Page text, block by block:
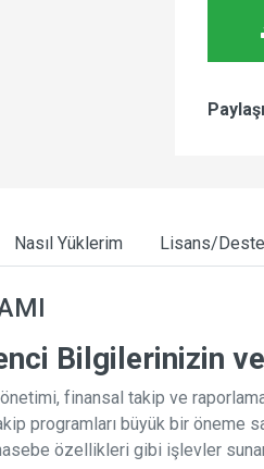
Nasıl Yüklerim Lisans/
Bilgilerinizin
finansal takip ve
programları büyük bir
özellikleri gibi işlevler